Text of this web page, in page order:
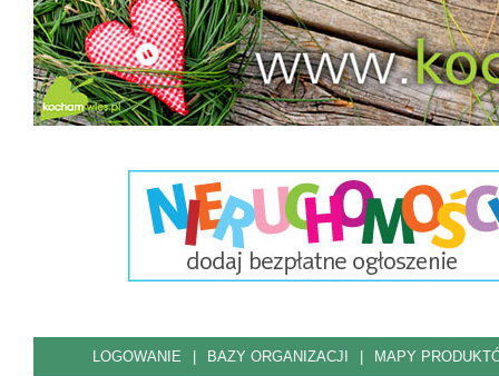
LOGOWANIE BAZY ORGANIZACJI MAPY